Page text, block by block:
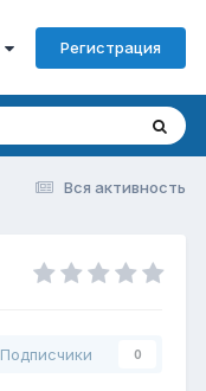
Регистрация
Вся активность
Подписчики 0